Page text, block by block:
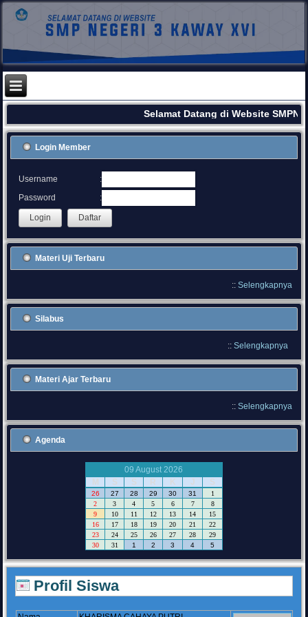
Selamat Datang di Website SMPN
Login Member
Username
:
Password
:
Materi Uji Terbaru
:: Selengkapnya
Silabus
:: Selengkapnya
Materi Ajar Terbaru
:: Selengkapnya
Agenda
09 August 2026
M
S S R K J S
26 27 28 29 30 31
1
2
3 4 5 6 7
8
9
10 11 12 13 14
15
16
17 18 19 20 21
22
23
24 25 26 27 28
29
30
31 1 2 3 4 5
Profil Siswa